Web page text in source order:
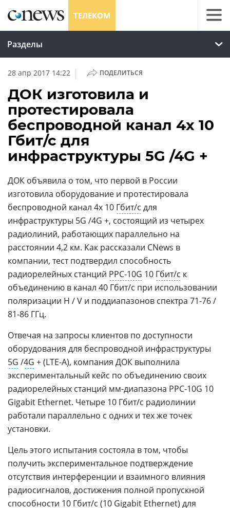
ТЕЛЕКОМ
Разделы
28 апр 2017 14:22 | ПОДЕЛИТЬСЯ
ДОК изготовила и
протестировала
беспроводной канал 4x 10
Гбит/с для
инфраструктуры 5G /4G +
ДОК объявила о том, что первой в России
изготовила оборудование и протестировала
беспроводной канал 4x 10 Гбит/с для
инфраструктуры 5G /4G +, состоящий из четырех
радиолиний, работающих параллельно на
расстоянии 4,2 км. Как рассказали CNews в
компании, тест подтвердил способность
радиорелейных станций PPC-10G 10 Гбит/с к
объединению в канал 40 Гбит/с при использовании
поляризации H / V и поддиапазонов спектра 71-76 /
81-86 ГГц.
Отвечая на запросы клиентов по доступности
оборудования для беспроводной инфраструктуры
5G /4G + (LTE-A), компания ДОК выполнила
экспериментальный кейс по объединению своих
радиорелейных станций мм-диапазона PPC-10G 10
Gigabit Ethernet. Четыре 10 Гбит/с радиолинии
работали параллельно c одних и тех же точек
установки.
Цель этого испытания состояла в том, чтобы
получить экспериментальное подтверждение
отсутствия интерференции и взаимного влияния
радиосигналов, достижения полной пропускной
способности 10 Гбит/с (10 Gigabit Ethernet) для